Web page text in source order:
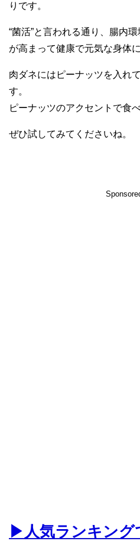
りです。
“菌活”と言われる通り、腸内
が高まって健康で元気な身体
肉ダネにはピーナッツを入れ
す。
ピーナッツのアクセントで食
ぜひ試してみてくださいね。
▶人気ランキング